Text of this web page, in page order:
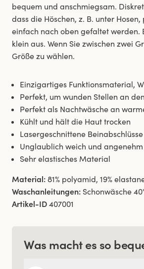
bequem und anschmiegsam.
dass die Höschen, z. B. unter
einfach nach oben gefaltet
klein aus. Wenn Sie zwischen zwei
Größe zu wählen.
Einzigartiges Funktionsmaterial,
Perfekt, um wunden Stellen an
Perfekt als Nachtwäsche an
Kühlt und hält die Haut trocken
Lasergeschnittene Beinabschlüsse
Unglaublich weich und
Sehr elastisches Material
Material: 81% polyamid, 19%
Waschanleitungen: Schonwäsche
Artikel-ID 407001
Was macht es so